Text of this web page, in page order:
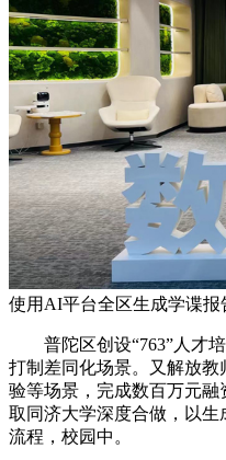
使用AI平台全区生成学谍报
普陀区创设“763”人才培
打制差同化场景。又解放
验等场景，完成数百万元
取同济大学深度合做，以
流程，校园中。